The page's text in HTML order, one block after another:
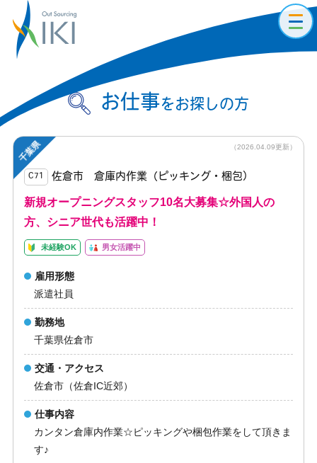
お仕事をお探しの方
C71 佐倉市 倉庫内作業（ピッキング・梱包）
新規オープニングスタッフ10名大募集☆外国人の
方、シニア世代も活躍中！
未経験OK 男女活躍中
雇用形態
派遣社員
勤務地
千葉県佐倉市
交通・アクセス
佐倉市（佐倉IC近郊）
仕事内容
カンタン倉庫内作業☆ピッキングや梱包作業をして頂きま
す♪
（2026.04.09更新）
千葉県